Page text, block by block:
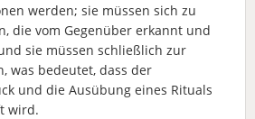
werden; sie müssen sich zu
die vom Gegenüber erkannt und
sie müssen schließlich zur
was bedeutet, dass der
und die Ausübung eines Rituals
wird.